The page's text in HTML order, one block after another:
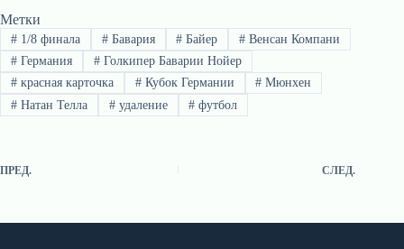
Метки
#1/8 финала #Бавария # Байер # Венсан Компани
#Германия #Голкипер Баварии Нойер
#красная карточка #Кубок Германии # Мюнхен
#Натан Телла #удаление # футбол
ПРЕД. СЛЕД.